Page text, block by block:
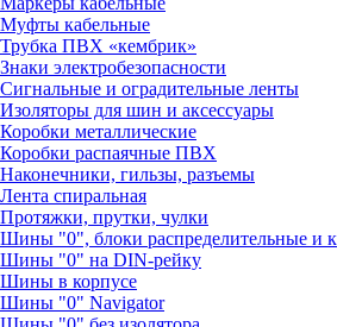
Муфты кабельные
Трубка ПВХ «кембрик»
Знаки электробезопасности
Сигнальные и оградительные ленты
Изоляторы для шин и аксессуары
Коробки металлические
Коробки распаячные ПВХ
Наконечники, гильзы, разъемы
Лента спиральная
Протяжки, прутки, чулки
Шины "0", блоки распределительные и
Шины "0" на DIN-рейку
Шины в корпусе
Шины "0" Navigator